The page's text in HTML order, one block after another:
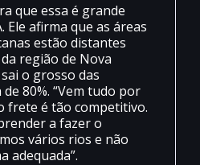
que essa é grande
Ele afirma que as áreas
estão distantes
região de Nova
o grosso das
80%. “Vem tudo por
frete é tão competitivo.
a fazer o
vários rios e não
adequada”.